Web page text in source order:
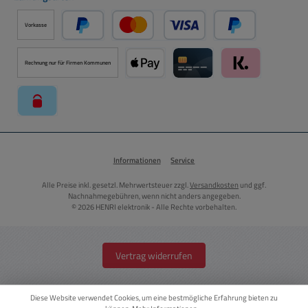
Vorkasse
PayPal Kredit- oder Debitkarte über PayPal
Später Bezahlen
Rechnung nur für Firmen Kommunen
Informationen Service
Alle Preise inkl. gesetzl. Mehrwertsteuer zzgl.Versandkosten und ggf.
Nachnahmegebühren, wenn nicht anders angegeben.
© 2026 HENRI elektronik - Alle Rechte vorbehalten.
Vertrag widerrufen
Diese Website verwendet Cookies, um eine bestmögliche Erfahrung bieten zu